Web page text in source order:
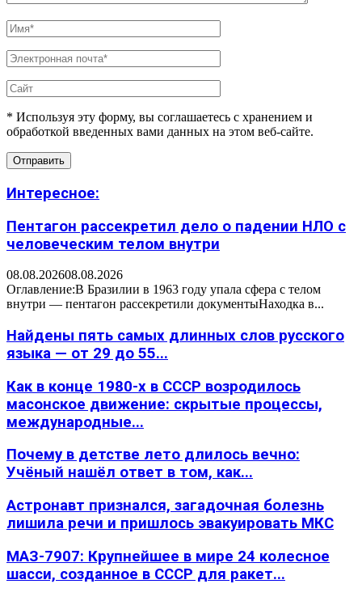
* Используя эту форму, вы соглашаетесь с хранением и
обработкой введенных вами данных на этом веб-сайте.
Интересное:
Пентагон рассекретил дело о падении НЛО с
человеческим телом внутри
08.08.202608.08.2026
Оглавление:В Бразилии в 1963 году упала сфера с телом
внутри — пентагон рассекретили документыНаходка в...
Найдены пять самых длинных слов русского
языка — от 29 до 55...
Как в конце 1980-х в СССР возродилось
масонское движение: скрытые процессы,
международные...
Почему в детстве лето длилось вечно:
Учёный нашёл ответ в том, как...
Астронавт признался, загадочная болезнь
лишила речи и пришлось эвакуировать МКС
МАЗ-7907: Крупнейшее в мире 24 колесное
шасси, созданное в СССР для ракет...